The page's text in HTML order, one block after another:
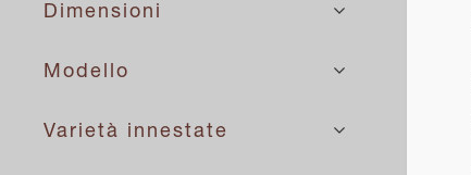
Dimensioni
Modello
Varietà innestate